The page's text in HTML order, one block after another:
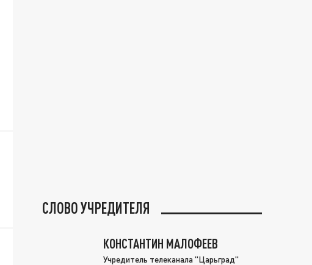
СЛОВО УЧРЕДИТЕЛЯ
КОНСТАНТИН МАЛОФЕЕВ
Учредитель телеканала "Царьград"